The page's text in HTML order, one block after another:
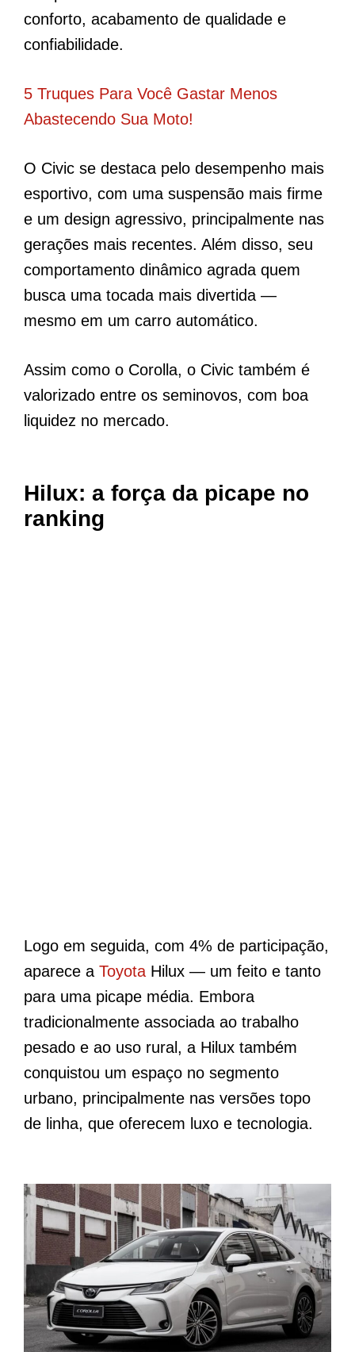
conforto, acabamento de qualidade e
confiabilidade.
5 Truques Para Você Gastar Menos
Abastecendo Sua Moto!
O Civic se destaca pelo desempenho mais
esportivo, com uma suspensão mais firme
e um design agressivo, principalmente nas
gerações mais recentes. Além disso, seu
comportamento dinâmico agrada quem
busca uma tocada mais divertida —
mesmo em um carro automático.
Assim como o Corolla, o Civic também é
valorizado entre os seminovos, com boa
liquidez no mercado.
Hilux: a força da picape no
ranking
Logo em seguida, com 4% de participação,
aparece a Toyota Hilux — um feito e tanto
para uma picape média. Embora
tradicionalmente associada ao trabalho
pesado e ao uso rural, a Hilux também
conquistou um espaço no segmento
urbano, principalmente nas versões topo
de linha, que oferecem luxo e tecnologia.